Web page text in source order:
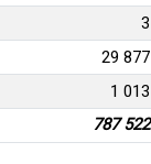
3
29 877
1 013
787 522